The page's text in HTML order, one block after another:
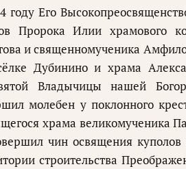
году Его
Пророка Илии храмового
и священномученика
Дубинино и храма
Владычицы нашей
молебен у поклонного
храма великомученика
чин освящения
строительства